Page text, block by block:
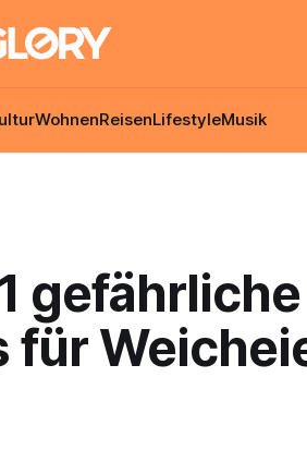
WohnenReisenLifestyleMusik
gefährliche
für